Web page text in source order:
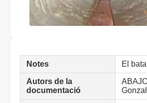
Notes El batall
Autors de la
documentació